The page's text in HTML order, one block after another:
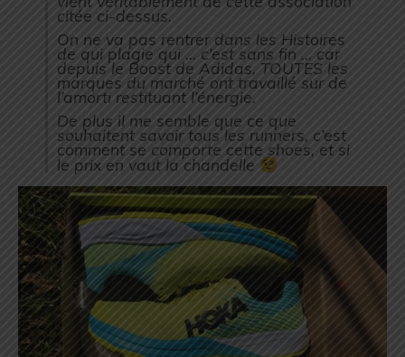
citée ci-dessus.
On ne va pas rentrer dans les Histoires
de qui plagie qui … c’est sans fin … car
depuis le Boost de Adidas, TOUTES les
marques du marché ont travaillé sur de
l’amorti restituant l’énergie.
De plus il me semble que ce que
souhaitent savoir tous les runners, c’est
comment se comporte cette shoes, et si
le prix en vaut la chandelle